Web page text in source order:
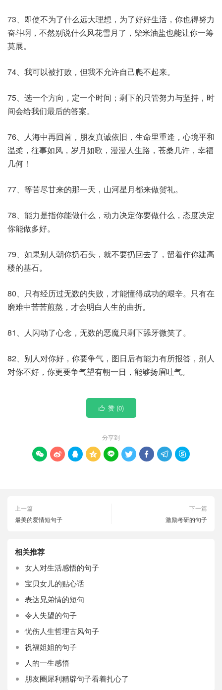
73、即使不为了什么远大理想，为了好好生活，你也得努力
奋斗啊，不然别说什么风花雪月了，柴米油盐也能让你一筹
莫展。
74、我可以被打败，但我不允许自己爬不起来。
75、选一个方向，定一个时间；剩下的只管努力与坚持，时
间会给我们最后的答案。
76、人海中再回首，朋友真诚依旧，生命里重逢，心境平和
温柔，往事如风，岁月如歌，漫漫人生路，苍桑几许，幸福
几何！
77、等苦尽甘来的那一天，山河星月都来做贺礼。
78、能力是指你能做什么，动力决定你要做什么，态度决定
你能做多好。
79、如果别人朝你扔石头，就不要扔回去了，留着作你建高
楼的基石。
80、只有经历过无数的失败，才能懂得成功的艰辛。只有在
磨难中苦苦煎熬，才会明白人生的曲折。
81、人闪动了心念，无数的恶魔只剩下舔牙微笑了。
82、别人对你好，你要争气，图日后有能力有所报答，别人
对你不好，你更要争气望有朝一日，能够扬眉吐气。
 赞 (0)
分享到
        
上一篇
最美的爱情短句子
下一篇
激励考研的句子
相关推荐
女人对生活感悟的句子
宝贝女儿的贴心话
表达兄弟情的短句
令人失望的句子
忧伤人生哲理古风句子
祝福姐姐的句子
人的一生感悟
朋友圈犀利精辟句子看着扎心了